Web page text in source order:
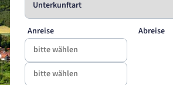
Anreise Abreise